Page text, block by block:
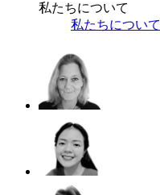
私たちについて
私たちについて